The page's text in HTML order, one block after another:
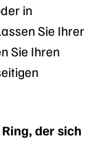
in
Sie Ihrer
Sie Ihren
der sich